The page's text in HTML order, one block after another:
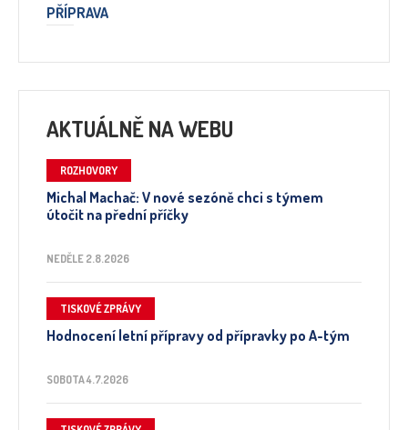
PŘÍPRAVA
AKTUÁLNĚ NA WEBU
ROZHOVORY
Michal Machač: V nové sezóně chci s týmem
útočit na přední příčky
NEDĚLE 2.8.2026
TISKOVÉ ZPRÁVY
Hodnocení letní přípravy od přípravky po A-tým
SOBOTA 4.7.2026